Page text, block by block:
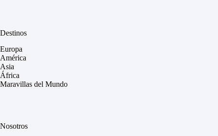
Destinos
Europa
América
Asia
África
Maravillas del Mundo
Nosotros